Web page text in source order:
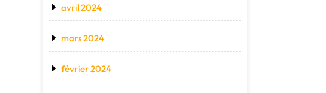
avril 2024
mars 2024
février 2024